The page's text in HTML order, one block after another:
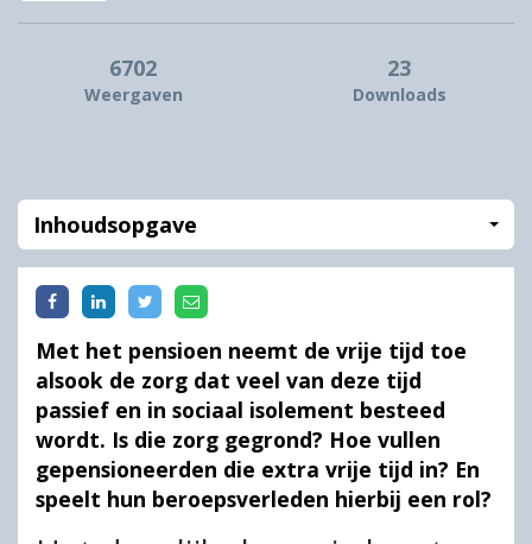
6702
Weergaven
23
Downloads
Inhoudsopgave
Met het pensioen neemt de vrije tijd toe
alsook de zorg dat veel van deze tijd
passief en in sociaal isolement besteed
wordt. Is die zorg gegrond? Hoe vullen
gepensioneerden die extra vrije tijd in? En
speelt hun beroepsverleden hierbij een rol?